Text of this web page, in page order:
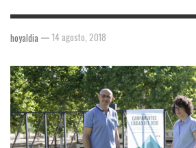
hoyaldia — 14 agosto, 2018